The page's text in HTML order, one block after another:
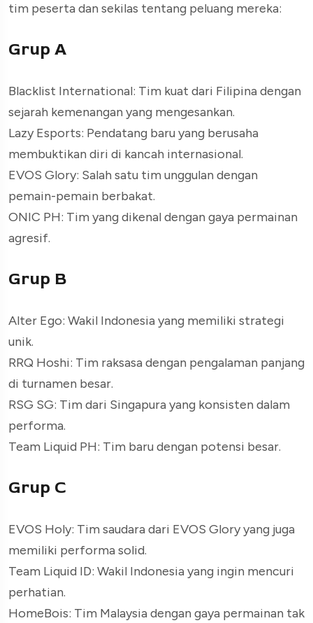
tim peserta dan sekilas tentang peluang mereka:
Grup A
Blacklist International: Tim kuat dari Filipina dengan
sejarah kemenangan yang mengesankan.
Lazy Esports: Pendatang baru yang berusaha
membuktikan diri di kancah internasional.
EVOS Glory: Salah satu tim unggulan dengan
pemain-pemain berbakat.
ONIC PH: Tim yang dikenal dengan gaya permainan
agresif.
Grup B
Alter Ego: Wakil Indonesia yang memiliki strategi
unik.
RRQ Hoshi: Tim raksasa dengan pengalaman panjang
di turnamen besar.
RSG SG: Tim dari Singapura yang konsisten dalam
performa.
Team Liquid PH: Tim baru dengan potensi besar.
Grup C
EVOS Holy: Tim saudara dari EVOS Glory yang juga
memiliki performa solid.
Team Liquid ID: Wakil Indonesia yang ingin mencuri
perhatian.
HomeBois: Tim Malaysia dengan gaya permainan tak